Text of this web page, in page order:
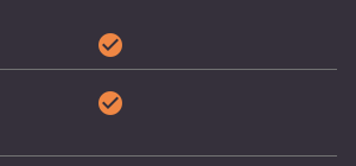
check_circle
check_circle